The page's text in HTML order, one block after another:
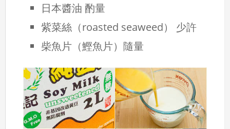
日本醬油 酌量
紫菜絲（roasted seaweed） 少許
柴魚片（鰹魚片）隨量